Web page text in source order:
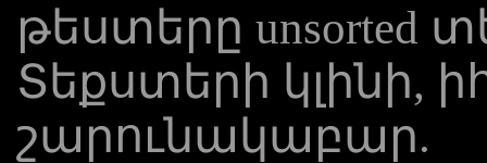
թեստերը unsorted
Տեքստերի կլինի,
շարունակաբար.